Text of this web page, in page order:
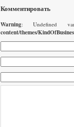
Комментировать
Warning: Undefined
content/themes/